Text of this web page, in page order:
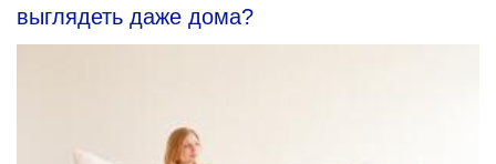
выглядеть даже дома?